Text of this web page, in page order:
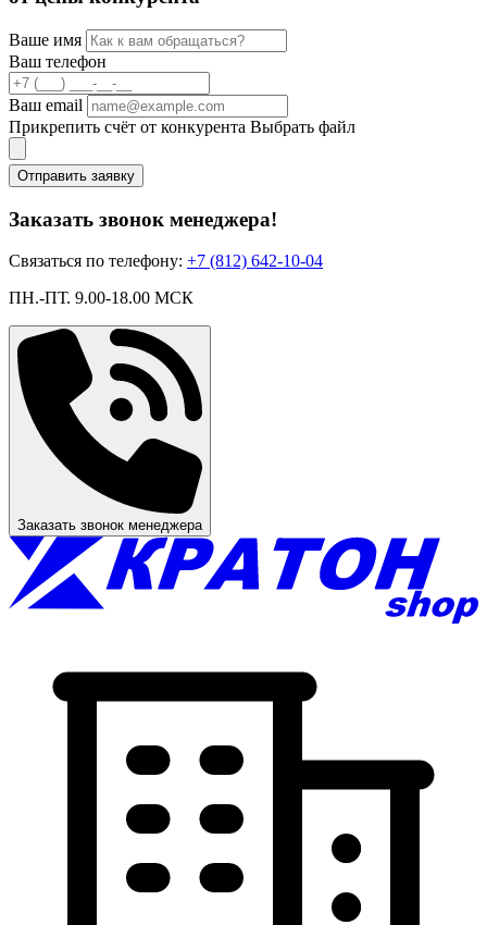
Ваше имя
Ваш телефон
Ваш email
Прикрепить счёт от конкурента Выбрать файл
Отправить заявку
Заказать звонок менеджера!
Связаться по телефону: +7 (812) 642-10-04
ПН.-ПТ. 9.00-18.00 МСК
Заказать звонок менеджера